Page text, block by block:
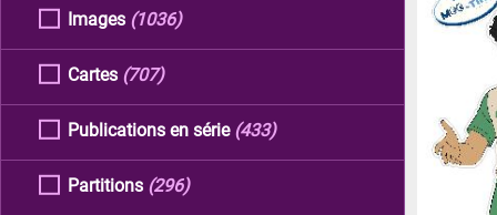
Images (1036)
Cartes (707)
Publications en série (433)
Partitions (296)